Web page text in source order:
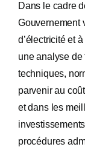
Dans le cadre
Gouvernement
d’électricité et
une analyse
techniques,
parvenir au
et dans les
procédures